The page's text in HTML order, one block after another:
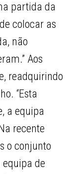
partida da
colocar as
não
Aos
readquirindo
“Esta
a equipa
recente
o conjunto
de